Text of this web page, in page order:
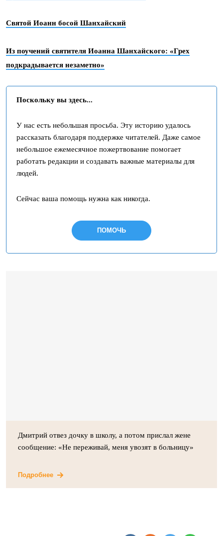
Святой Иоанн босой Шанхайский
Из поучений святителя Иоанна Шанхайского: «Грех
подкрадывается незаметно»
Поскольку вы здесь...
У нас есть небольшая просьба. Эту историю удалось
рассказать благодаря поддержке читателей. Даже самое
небольшое ежемесячное пожертвование помогает
работать редакции и создавать важные материалы для
людей.
Сейчас ваша помощь нужна как никогда.
ПОМОЧЬ
Дмитрий отвез дочку в школу, а потом прислал жене
сообщение: «Не переживай, меня увозят в больницу»
Подробнее